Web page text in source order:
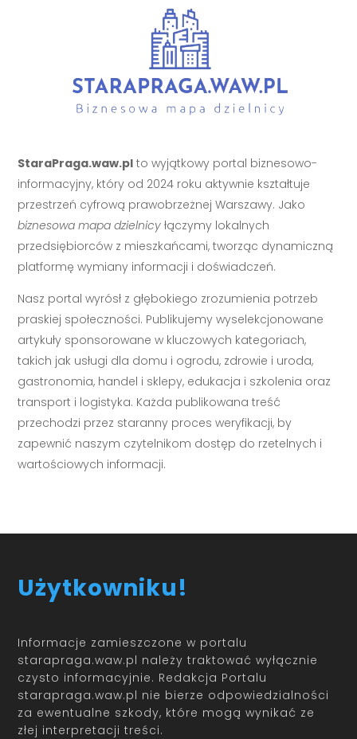
StaraPraga.waw.pl to wyjątkowy portal biznesowo-
informacyjny, który od 2024 roku aktywnie kształtuje
przestrzeń cyfrową prawobrzeżnej Warszawy. Jako
biznesowa mapa dzielnicy łączymy lokalnych
przedsiębiorców z mieszkańcami, tworząc dynamiczną
platformę wymiany informacji i doświadczeń.
Nasz portal wyrósł z głębokiego zrozumienia potrzeb
praskiej społeczności. Publikujemy wyselekcjonowane
artykuły sponsorowane w kluczowych kategoriach,
takich jak usługi dla domu i ogrodu, zdrowie i uroda,
gastronomia, handel i sklepy, edukacja i szkolenia oraz
transport i logistyka. Każda publikowana treść
przechodzi przez staranny proces weryfikacji, by
zapewnić naszym czytelnikom dostęp do rzetelnych i
wartościowych informacji.
Użytkowniku!
Informacje zamieszczone w portalu
starapraga.waw.pl należy traktować wyłącznie
czysto informacyjnie. Redakcja Portalu
starapraga.waw.pl nie bierze odpowiedzialności
za ewentualne szkody, które mogą wynikać ze
złej interpretacji treści.